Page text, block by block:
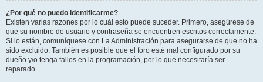
¿Por qué no puedo identificarme?
Existen varias razones por lo cuál esto puede suceder. Primero, asegúrese de
que su nombre de usuario y contraseña se encuentren escritos correctamente.
Si lo están, comuníquese con La Administración para asegurarse de que no ha
sido excluido. También es posible que el foro esté mal configurado por su
dueño y/o tenga fallos en la programación, por lo que necesitaría ser
reparado.